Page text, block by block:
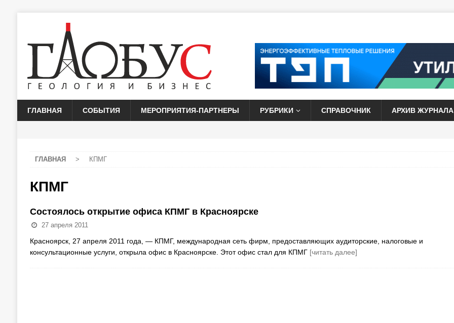
ГЛАВНАЯ СОБЫТИЯ МЕРОПРИЯТИЯ-ПАРТНЕРЫ РУБРИКИ СПРАВОЧНИК АРХИВ ЖУРНАЛА
ГЛАВНАЯ > КПМГ
КПМГ
Состоялось открытие офиса КПМГ в Красноярске
27 апреля 2011
Красноярск, 27 апреля 2011 года, — КПМГ, международная сеть фирм, предоставляющих аудиторские, налоговые и
консультационные услуги, открыла офис в Красноярске. Этот офис стал для КПМГ [читать далее]